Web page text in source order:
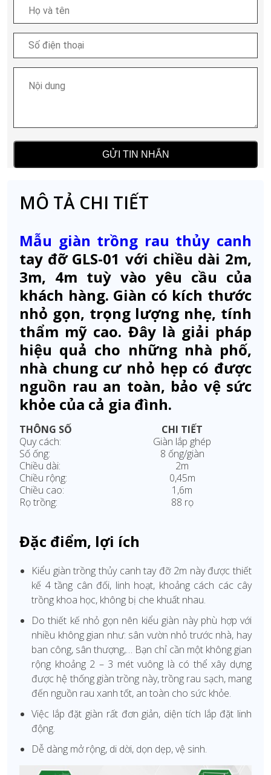
MÔ TẢ CHI TIẾT
Mẫu giàn trồng rau thủy canh
tay đỡ GLS-01 với chiều dài 2m,
3m, 4m tuỳ vào yêu cầu của
khách hàng. Giàn có kích thước
nhỏ gọn, trọng lượng nhẹ, tính
thẩm mỹ cao. Đây là giải pháp
hiệu quả cho những nhà phố,
nhà chung cư nhỏ hẹp có được
nguồn rau an toàn, bảo vệ sức
khỏe của cả gia đình.
THÔNG SỐ
CHI TIẾT
Quy cách:
Giàn lắp ghép
Số ống:
8 ống/giàn
Chiều dài:
2m
Chiều rộng:
0,45m
Chiều cao:
1,6m
Rọ trồng:
88 rọ
Đặc điểm, lợi ích
Kiểu giàn trồng thủy canh tay đỡ 2m này được thiết
kế 4 tầng cân đối, linh hoạt, khoảng cách các cây
trồng khoa học, không bị che khuất nhau.
Do thiết kế nhỏ gọn nên kiểu giàn này phù hợp với
nhiều không gian như: sân vườn nhỏ trước nhà, hay
ban công, sân thượng,… Bạn chỉ cần một không gian
rộng khoảng 2 – 3 mét vuông là có thể xây dựng
được hệ thống giàn trồng này, trồng rau sạch, mang
đến nguồn rau xanh tốt, an toàn cho sức khỏe.
Việc lắp đặt giàn rất đơn giản, diện tích lắp đặt linh
động.
Dễ dàng mở rộng, di dời, dọn dẹp, vệ sinh.